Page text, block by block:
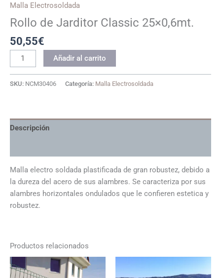
Malla Electrosoldada
Rollo de Jarditor Classic 25×0,6mt.
50,55€
Rollo
de
Añadir al carrito
SKU: NCM30406 Categoría: Malla Electrosoldada
Descripción
Malla electro soldada plastificada de gran robustez, debido a
la dureza del acero de sus alambres. Se caracteriza por sus
alambres horizontales ondulados que le confieren estetica y
robustez.
Productos relacionados